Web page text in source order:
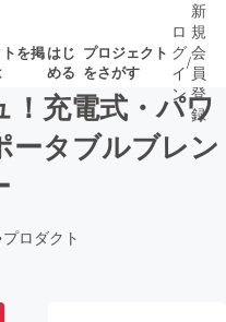
を掲はじ
める
プロジェクト
をさがす
募集終了が近いプ
ロ
グ
イ
ン
/
新
規
会
員
登
録
充電式・パワ
ータブルブレン
プロダクト